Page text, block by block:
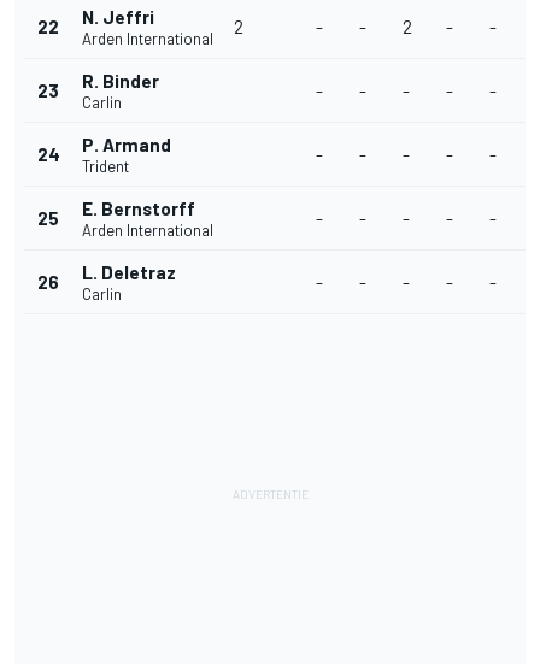
22 N. Jeffri
Arden International
2 - - 2 - -
23 R. Binder
Carlin
- - - - -
24 P. Armand
Trident
- - - - -
25 E. Bernstorff
Arden International
- - - - -
26 L. Deletraz
Carlin
- - - - -